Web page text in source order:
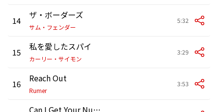
14 ザ・ボーダーズ
サム・フェンダー
5:32
15 私を愛したスパイ
カーリー・サイモン
3:29
16 Reach Out
Rumer
3:53
Can I Get Your Number